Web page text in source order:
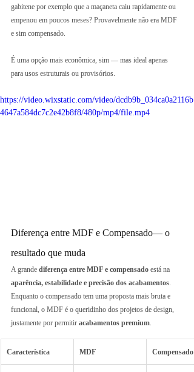
gabitene por exemplo que a maçaneta caiu rapidamente ou
empenou em poucos meses? Provavelmente não era MDF
e sim compensado.
É uma opção mais econômica, sim — mas ideal apenas
para usos estruturais ou provisórios.
https://video.wixstatic.com/video/dcdb9b_034ca0a2116b
4647a584dc7c2e42b8f8/480p/mp4/file.mp4
Diferença entre MDF e Compensado— o
resultado que muda
A grande diferença entre MDF e compensado está na
aparência, estabilidade e precisão dos acabamentos.
Enquanto o compensado tem uma proposta mais bruta e
funcional, o MDF é o queridinho dos projetos de design,
justamente por permitir acabamentos premium.
Característica MDF Compensado